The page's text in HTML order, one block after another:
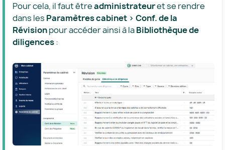
Pour cela, il faut êtreadministrateuret se rendre
dans les Paramètres cabinet > Conf. de la
Révisionpour accéder ainsi à laBibliothèque de
diligences: